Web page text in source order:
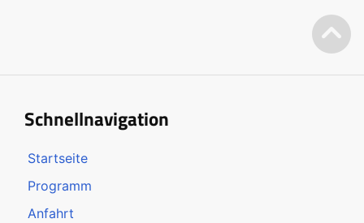
Schnellnavigation
Startseite
Programm
Anfahrt